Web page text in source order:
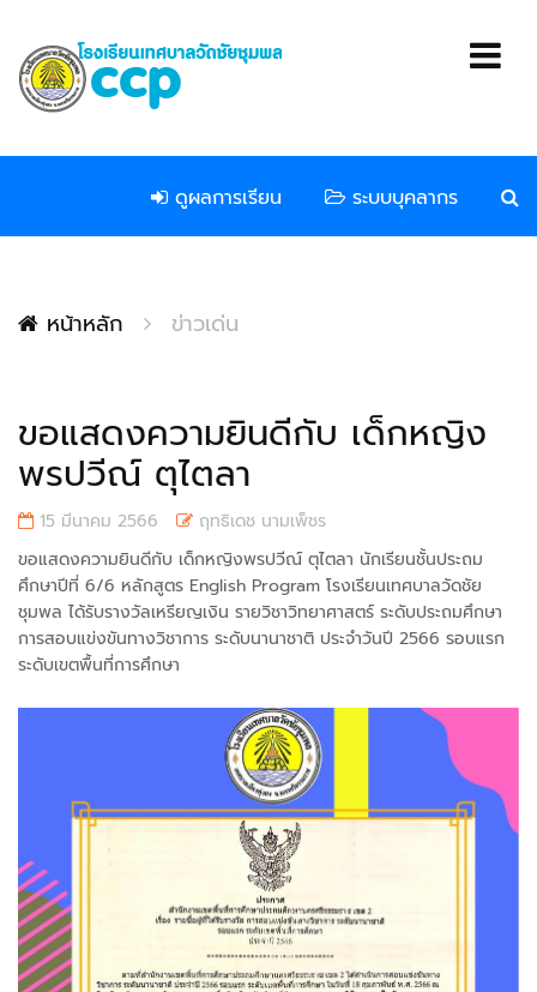
ดูผลการเรียน ระบบบุคลากร
หน้าหลัก ข่าวเด่น
ขอแสดงความยินดีกับ เด็กหญิง
พรปวีณ์ ตุไตลา
15 มีนาคม 2566
ฤทธิเดช นามเพ็ชร
ขอแสดงความยินดีกับ เด็กหญิงพรปวีณ์ ตุไตลา นักเรียนชั้นประถม
ศึกษาปีที่ 6/6 หลักสูตร English Program โรงเรียนเทศบาลวัดชัย
ชุมพล ได้รับรางวัลเหรียญเงิน รายวิชาวิทยาศาสตร์ ระดับประถมศึกษา
การสอบแข่งขันทางวิชาการ ระดับนานาชาติ ประจำวันปี 2566 รอบแรก
ระดับเขตพื้นที่การศึกษา